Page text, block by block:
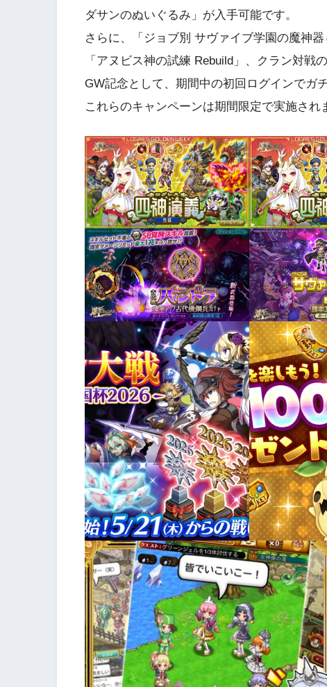
ダサンのぬいぐるみ」が入手可能です。
さらに、「ジョブ別 サヴァイブ学園の魔神
「アヌビス神の試練 Rebuild」、クラン対戦
GW記念として、期間中の初回ログインでガ
これらのキャンペーンは期間限定で実施され